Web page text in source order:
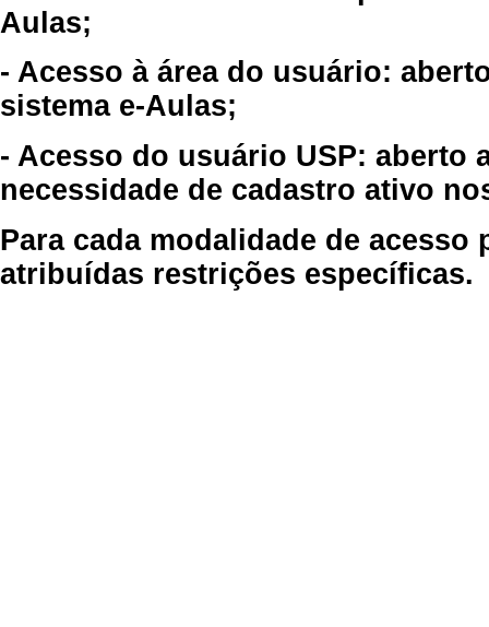
Aulas;
- Acesso à área do usuário:
sistema e-Aulas;
- Acesso do usuário USP: aberto
necessidade de cadastro ativo
Para cada modalidade de
atribuídas restrições específicas.